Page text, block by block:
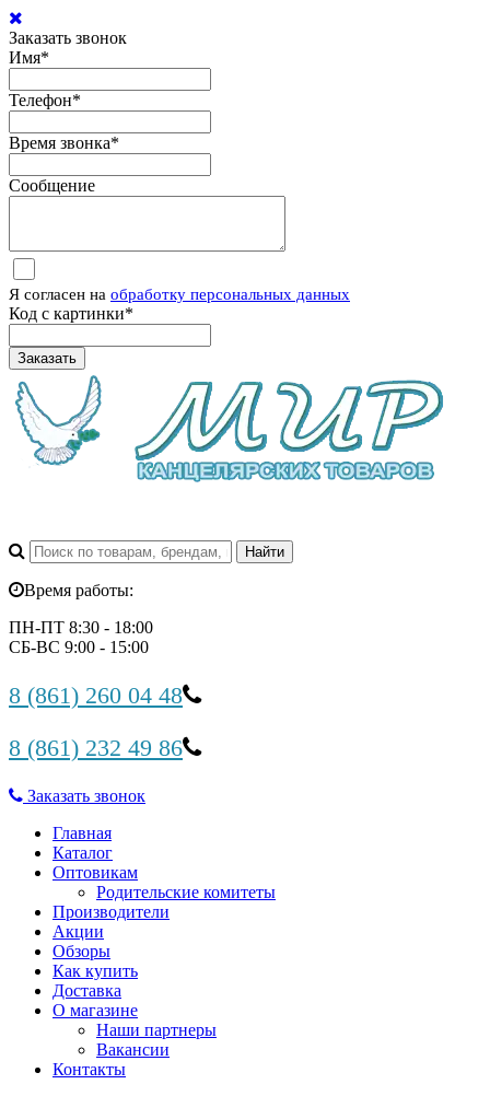
Заказать звонок
Имя*
Телефон*
Время звонка*
Сообщение
Я согласен на обработку персональных данных
Код с картинки*
Заказать
Время работы:
ПН-ПТ 8:30 - 18:00
СБ-ВС 9:00 - 15:00
8 (861) 260 04 48
8 (861) 232 49 86
Заказать звонок
Главная
Каталог
Оптовикам
Родительские комитеты
Производители
Акции
Обзоры
Как купить
Доставка
О магазине
Наши партнеры
Вакансии
Контакты